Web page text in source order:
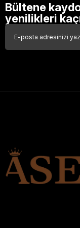
Bültene
yenilikleri